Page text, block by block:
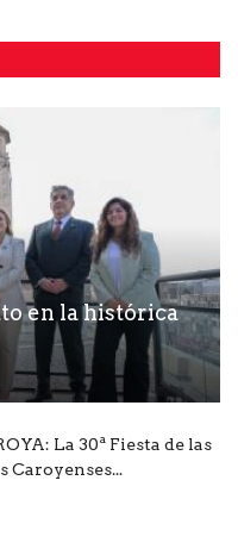
en la histórica
La 30ª Fiesta de las
Caroyenses...